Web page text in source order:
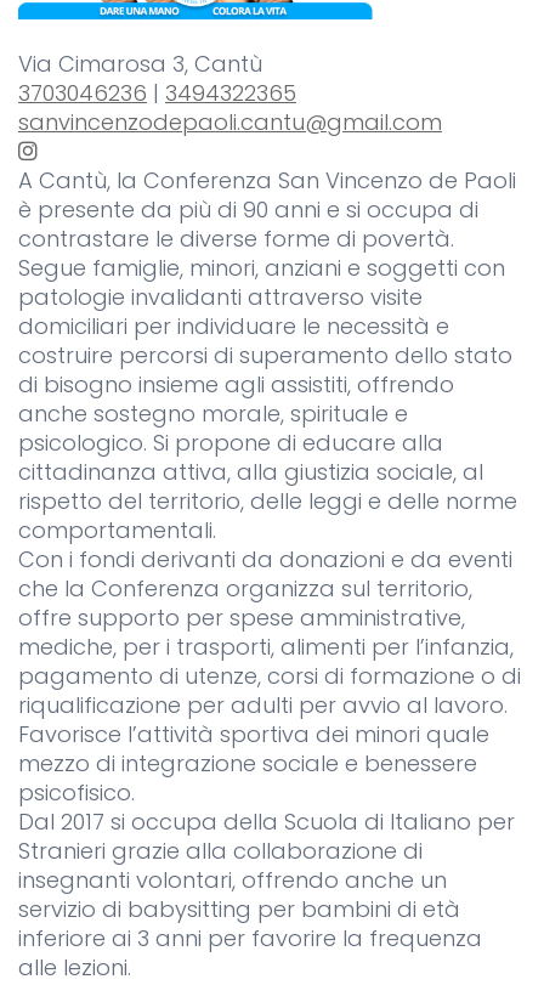
Via Cimarosa 3, Cantù
3703046236 | 3494322365
sanvincenzodepaoli.cantu@gmail.com
A Cantù, la Conferenza San Vincenzo de Paoli
è presente da più di 90 anni e si occupa di
contrastare le diverse forme di povertà.
Segue famiglie, minori, anziani e soggetti con
patologie invalidanti attraverso visite
domiciliari per individuare le necessità e
costruire percorsi di superamento dello stato
di bisogno insieme agli assistiti, offrendo
anche sostegno morale, spirituale e
psicologico. Si propone di educare alla
cittadinanza attiva, alla giustizia sociale, al
rispetto del territorio, delle leggi e delle norme
comportamentali.
Con i fondi derivanti da donazioni e da eventi
che la Conferenza organizza sul territorio,
offre supporto per spese amministrative,
mediche, per i trasporti, alimenti per l’infanzia,
pagamento di utenze, corsi di formazione o di
riqualificazione per adulti per avvio al lavoro.
Favorisce l’attività sportiva dei minori quale
mezzo di integrazione sociale e benessere
psicofisico.
Dal 2017 si occupa della Scuola di Italiano per
Stranieri grazie alla collaborazione di
insegnanti volontari, offrendo anche un
servizio di babysitting per bambini di età
inferiore ai 3 anni per favorire la frequenza
alle lezioni.